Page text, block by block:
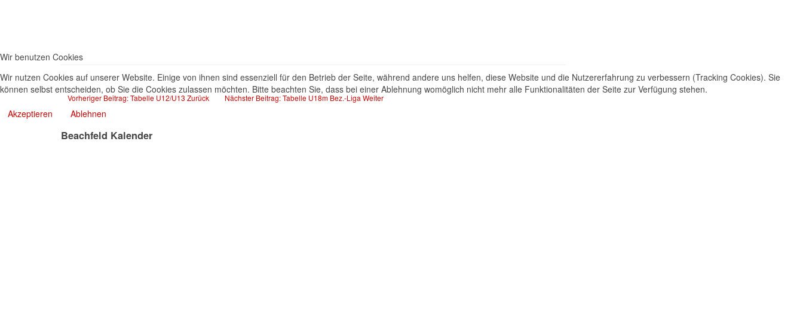
Vorheriger Beitrag: Tabelle U12/U13 Zurück Nächster Beitrag: Tabelle U18m Bez.-Liga Weiter
Beachfeld Kalender
Wir benutzen Cookies
Wir nutzen Cookies auf unserer Website. Einige von ihnen sind essenziell für den Betrieb der Seite, während andere uns helfen, diese Website und die Nutzererfahrung zu verbessern (Tracking Cookies). Sie
können selbst entscheiden, ob Sie die Cookies zulassen möchten. Bitte beachten Sie, dass bei einer Ablehnung womöglich nicht mehr alle Funktionalitäten der Seite zur Verfügung stehen.
Akzeptieren Ablehnen